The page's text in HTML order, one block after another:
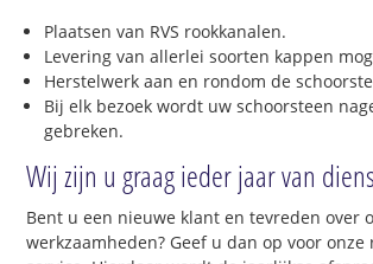
Plaatsen van RVS rookkanalen.
Levering van allerlei soorten kappen
Herstelwerk aan en rondom de
Bij elk bezoek wordt uw schoorsteen
gebreken.
Wij zijn u graag ieder jaar van
Bent u een nieuwe klant en tevreden over
werkzaamheden? Geef u dan op voor